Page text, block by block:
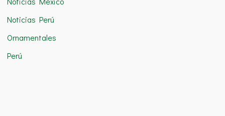
Noticias Perú
Ornamentales
Perú